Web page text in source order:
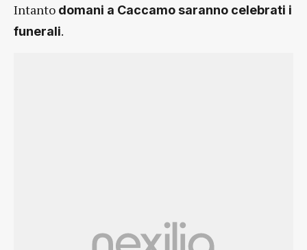
Intanto domani a Caccamo saranno celebrati i
funerali.